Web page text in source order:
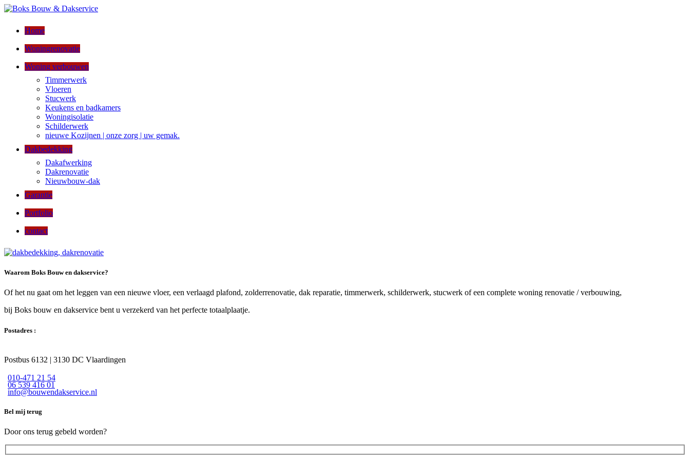
Home
Woningrenovatie
Woning verbouwen
Timmerwerk
Vloeren
Stucwerk
Keukens en badkamers
Woningisolatie
Schilderwerk
nieuwe Kozijnen | onze zorg | uw gemak.
Dakbedekking
Dakafwerking
Dakrenovatie
Nieuwbouw-dak
Garantie
Portfolio
contact
Waarom Boks Bouw en dakservice?
Of het nu gaat om het leggen van een nieuwe vloer, een verlaagd plafond, zolderrenovatie, dak reparatie, timmerwerk, schilderwerk, stucwerk of een complete woning renovatie / verbouwing,
bij Boks bouw en dakservice bent u verzekerd van het perfecte totaalplaatje.
Postadres :
Postbus 6132 | 3130 DC Vlaardingen
010-471 21 54
06 539 416 01
info@bouwendakservice.nl
Bel mij terug
Door ons terug gebeld worden?